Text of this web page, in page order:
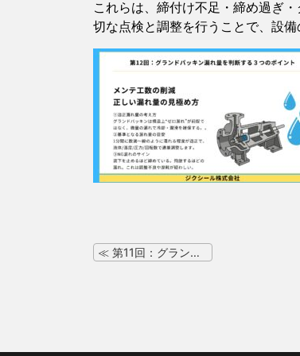
これらは、締付け不足・締め過ぎ
切な点検と調整を行うことで、設
≪ 第11回：グランドパッキン選定で外せない３つの規格ポイント